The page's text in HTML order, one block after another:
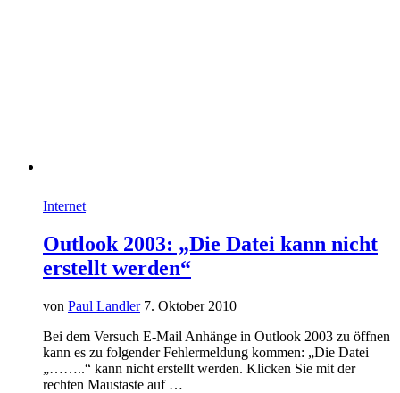
Internet
Outlook 2003: „Die Datei kann nicht
erstellt werden“
von Paul Landler 7. Oktober 2010
Bei dem Versuch E-Mail Anhänge in Outlook 2003 zu öffnen
kann es zu folgender Fehlermeldung kommen: „Die Datei
„……..“ kann nicht erstellt werden. Klicken Sie mit der
rechten Maustaste auf …